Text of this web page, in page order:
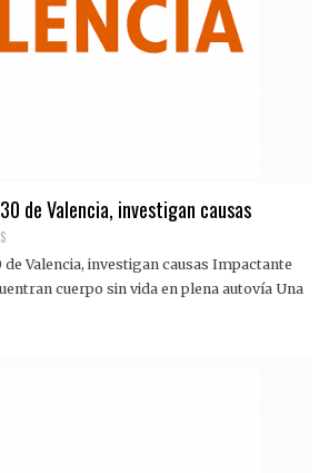
de Valencia, investigan causas
Valencia, investigan causas Impactante
cuerpo sin vida en plena autovía Una